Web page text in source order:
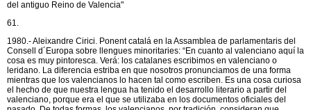
del antiguo Reino de Valencia"
61.
1980.- Aleixandre Cirici. Ponent catalá en la Assamblea de parlamentaris del
Consell d´Europa sobre llengues minoritaries: “En cuanto al valenciano aquí la
cosa es muy pintoresca. Verá: los catalanes escribimos en valenciano o
leridano. La diferencia estriba en que nosotros pronunciamos de una forma
mientras que los valencianos lo hacen tal como escriben. Es una cosa curiosa
el hecho de que nuestra lengua ha tenido el desarrollo literario a partir del
valenciano, porque era el que se utilizaba en los documentos oficiales del